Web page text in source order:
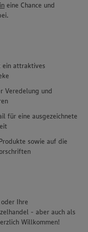
eine Chance und
ein attraktives
Veredelung und
für eine ausgezeichnete
sowie auf die
Ihre
- aber auch als
Willkommen!